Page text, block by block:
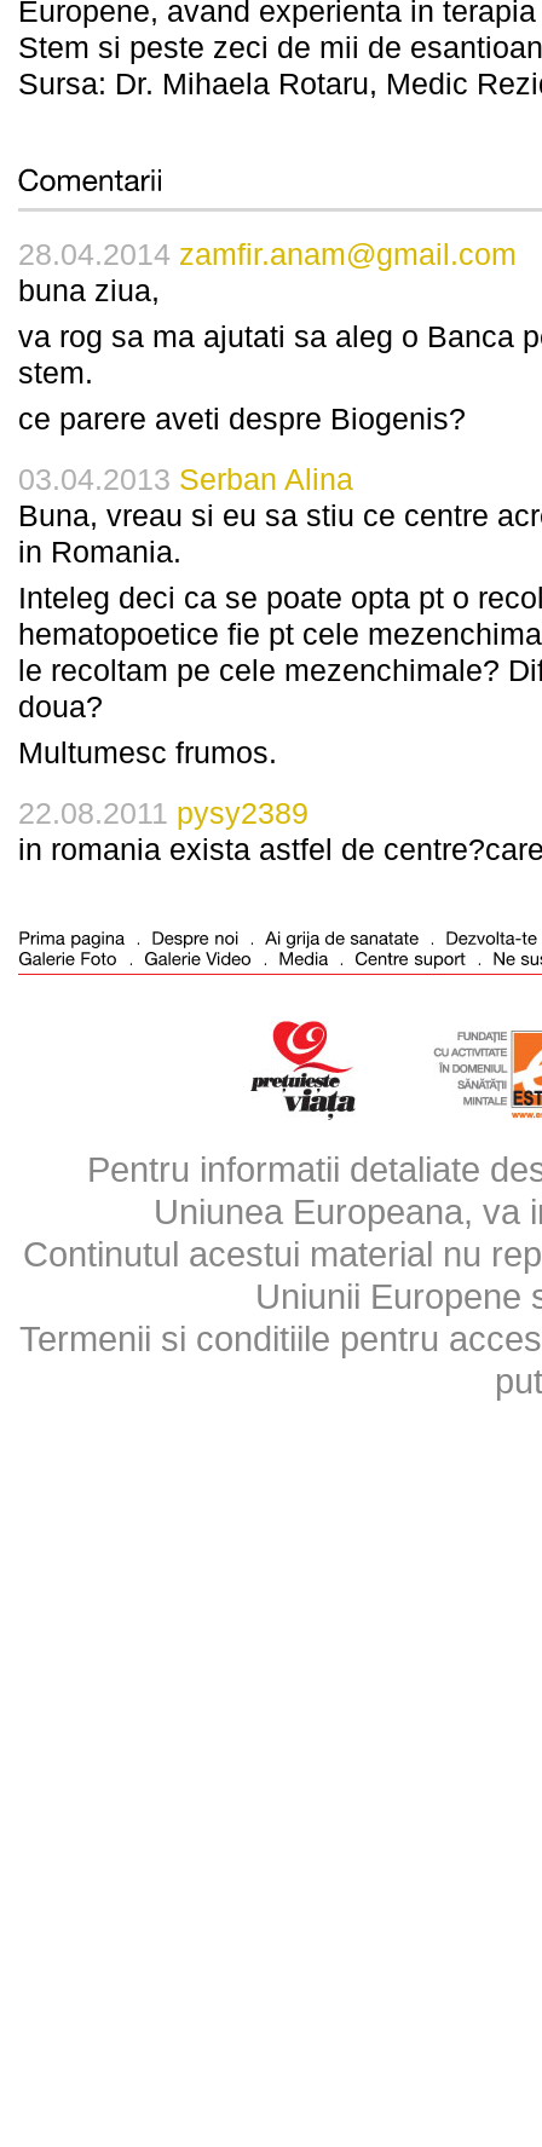
Europene, avand experienta in
Stem si peste zeci de mii de
Sursa: Dr. Mihaela Rotaru, Medic
28.04.2014 zamfir.anam@gmail.com
buna ziua,
va rog sa ma ajutati sa aleg o Banca
stem.
ce parere aveti despre Biogenis?
03.04.2013 Serban Alina
Buna, vreau si eu sa stiu ce centre
in Romania.
Inteleg deci ca se poate opta pt o
hematopoetice fie pt cele
le recoltam pe cele mezenchimale?
doua?
Multumesc frumos.
22.08.2011 pysy2389
in romania exista astfel de
Pentru informatii detaliate
Uniunea Europeana, va
Continutul acestui material nu
Uniunii Europene
Termenii si conditiile pentru